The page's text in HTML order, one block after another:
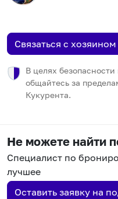
Связаться с хозяином
В целях
общайтесь за
Кукурента.
Не можете найти
Специалист по
лучшее
Оставить заявку на